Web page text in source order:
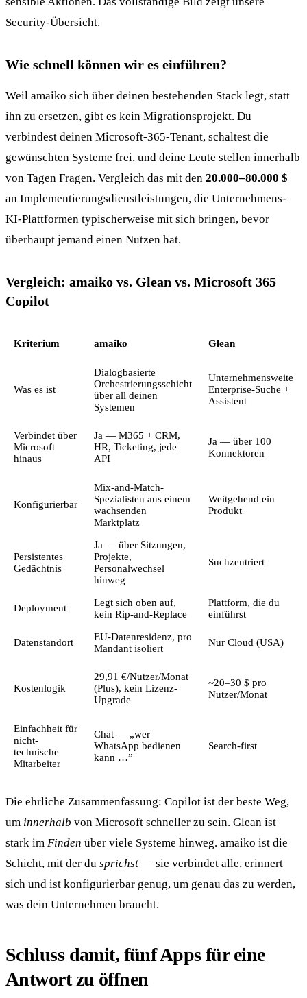
Security-Übersicht.
Wie schnell können wir es einführen?
Weil amaiko sich über deinen bestehenden Stack legt, statt
ihn zu ersetzen, gibt es kein Migrationsprojekt. Du
verbindest deinen Microsoft-365-Tenant, schaltest die
gewünschten Systeme frei, und deine Leute stellen innerhalb
von Tagen Fragen. Vergleich das mit den 20.000–80.000 $
an Implementierungsdienstleistungen, die Unternehmens-
KI-Plattformen typischerweise mit sich bringen, bevor
überhaupt jemand einen Nutzen hat.
Vergleich: amaiko vs. Glean vs. Microsoft 365
Copilot
Kriterium amaiko Glean
Was es ist
Dialogbasierte
Orchestrierungsschicht
über all deinen
Systemen
Unternehmensweite
Enterprise-Suche +
Assistent
Verbindet über
Microsoft
hinaus
Ja — M365 + CRM,
HR, Ticketing, jede
API
Ja — über 100
Konnektoren
Konfigurierbar
Mix-and-Match-
Spezialisten aus einem
wachsenden
Marktplatz
Weitgehend ein
Produkt
Persistentes
Gedächtnis
Ja — über Sitzungen,
Projekte,
Personalwechsel
hinweg
Suchzentriert
Deployment
Legt sich oben auf,
kein Rip-and-Replace
Plattform, die du
einführst
Datenstandort
EU-Datenresidenz, pro
Mandant isoliert
Nur Cloud (USA)
Kostenlogik
29,91 €/Nutzer/Monat
(Plus), kein Lizenz-
Upgrade
~20–30 $ pro
Nutzer/Monat
Einfachheit für
nicht-
technische
Mitarbeiter
Chat — „wer
WhatsApp bedienen
kann …”
Search-first
Die ehrliche Zusammenfassung: Copilot ist der beste Weg,
um innerhalb von Microsoft schneller zu sein. Glean ist
stark im Finden über viele Systeme hinweg. amaiko ist die
Schicht, mit der du sprichst — sie verbindet alle, erinnert
sich und ist konfigurierbar genug, um genau das zu werden,
was dein Unternehmen braucht.
Schluss damit, fünf Apps für eine
Antwort zu öffnen